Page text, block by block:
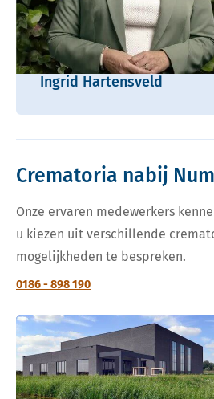
Ingrid Hartensveld
Crematoria nabij
Onze ervaren medewerkers
u kiezen uit verschillende
mogelijkheden te bespreken.
0186 - 898 190